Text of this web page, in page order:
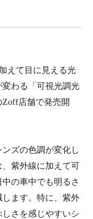
えて目に見える光
変わる「可視光調光
Zoff店舗で発売開
ズの色調が変化し
紫外線に加えて可
の車中でも明るさ
ます。特に、紫外
さを感じやすいシ